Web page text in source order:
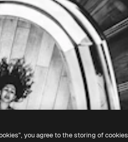
you agree to the storing of